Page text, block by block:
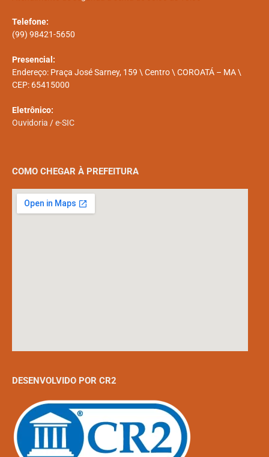
Telefone:
(99) 98421-5650
Presencial:
Endereço: Praça José Sarney, 159 \ Centro \ COROATÁ – MA \
CEP: 65415000
Eletrônico:
Ouvidoria /e-SIC
COMO CHEGAR À PREFEITURA
DESENVOLVIDO POR CR2